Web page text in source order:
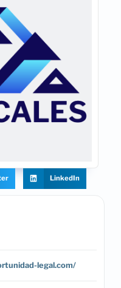
legal.com/
LinkedIn